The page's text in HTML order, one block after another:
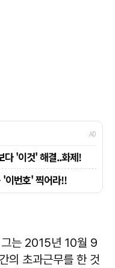
그는 2015년 10월 9
의 초과근무를 한 것